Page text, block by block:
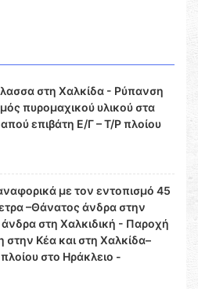
στη Χαλκίδα - Ρύπανση
πυρομαχικού υλικού στα
επιβάτη Ε/Γ – Τ/Ρ πλοίου
με τον εντοπισμό 45
–Θάνατος άνδρα στην
στη Χαλκιδική - Παροχή
Κέα και στη Χαλκίδα–
στο Ηράκλειο -